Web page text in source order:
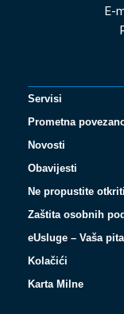
E-
Servisi
Prometna
Novosti
Obavijesti
Ne propustite otkriti
Zaštita osobnih
eUsluge – Vaša
Kolačići
Karta Milne